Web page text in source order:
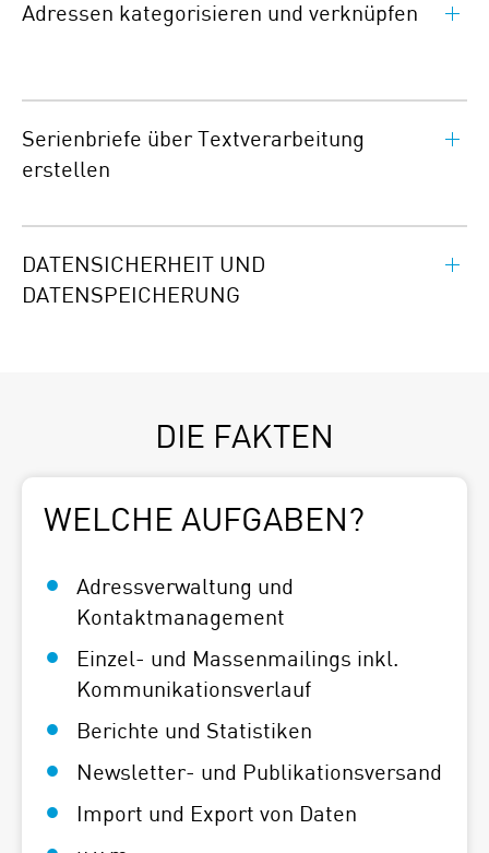
Adressen kategorisieren und verknüpfen
Serienbriefe über Textverarbeitung
erstellen
DATENSICHERHEIT UND
DATENSPEICHERUNG
DIE FAKTEN
WELCHE AUFGABEN?
Adressverwaltung und
Kontaktmanagement
Einzel- und Massenmailings inkl.
Kommunikationsverlauf
Berichte und Statistiken
Newsletter- und Publikationsversand
Import und Export von Daten